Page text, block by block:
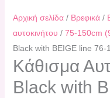
Αρχική σελίδα/ Βρεφικά/
αυτοκινήτου / 75-150cm
Black with BEIGE line
Kάθισμα
Black with